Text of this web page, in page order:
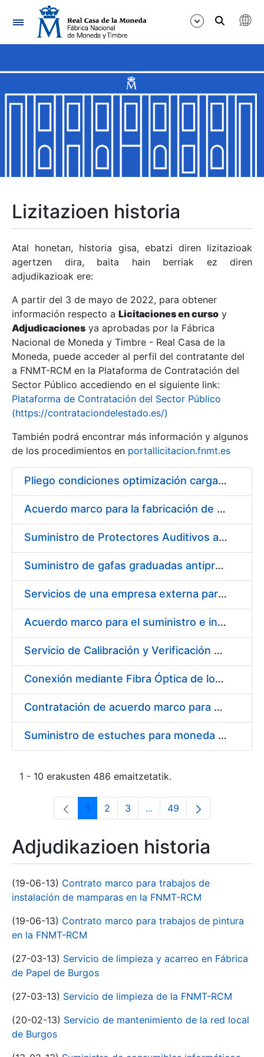
Nabigazioa
Erakutsi/Ezkutatu
Erakutsi/Ezkutatu
Erakutsi/Ezkutatu
Erakutsi/Ezkutatu
Erakutsi/Ezkutatu
Erakutsi/Ezkutatu
Erakutsi/Ezkutatu
Erakutsi/Ezkutatu
Lizitazioen historia
Atal honetan, historia gisa, ebatzi diren lizitazioak
agertzen dira, baita hain berriak ez diren
adjudikazioak ere:
A partir del 3 de mayo de 2022, para obtener
información respecto a Licitaciones en curso y
Adjudicaciones ya aprobadas por la Fábrica
Nacional de Moneda y Timbre - Real Casa de la
Moneda, puede acceder al perfil del contratante del
a FNMT-RCM en la Plataforma de Contratación del
Sector Público accediendo en el siguiente link:
Plataforma de Contratación del Sector Público
(https://contrataciondelestado.es/)
También podrá encontrar más información y algunos
de los procedimientos en portallicitacion.fnmt.es
Pliego condiciones optimización cargas compras firmado
Acuerdo marco para la fabricación de piezas
Suministro de Protectores Auditivos a medida para las personas trabajadoras de los Centros de Trabajo de Madrid y Burgos
Suministro de gafas graduadas antiproyecciones para los trabajadores de la FNMT-RCM en los centros de trabajo de Madrid y Burgos
Servicios de una empresa externa para el asesoramiento y resolución de los recursos de alzada que se presentan relacionados con procesos de selección para la FNMT-RCM
Acuerdo marco para el suministro e instalación de persianas, estores y otros complementos
Servicio de Calibración y Verificación Externa de los Equipos de Medición del Servicio de Prevención de la FNMT-RCM
Conexión mediante Fibra Óptica de los Centros de Proceso de Datos (CPDs) de las sedes de la FNMT-RCM de Burgos y Madrid
Contratación de acuerdo marco para el Suministro de Material de Electricidad para la Fábrica Nacional de Moneda y Timbre-Real Casa de la Moneda en su centro de trabajo de Burgos
Suministro de estuches para moneda de 30 €
1 - 10 erakusten 486 emaitzetatik.
Orrialdea
1 Orrialdea
2 Orrialdea
3 ...Intermediate Pages Use
Orrialdea
49
Adjudikazioen historia
(19-06-13) Contrato marco para trabajos de
instalación de mamparas en la FNMT-RCM
(19-06-13) Contrato marco para trabajos de pintura
en la FNMT-RCM
(27-03-13) Servicio de limpieza y acarreo en Fábrica
de Papel de Burgos
(27-03-13) Servicio de limpieza de la FNMT-RCM
(20-02-13) Servicio de mantenimiento de la red local
de Burgos